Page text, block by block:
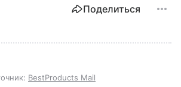
Поделиться
BestProducts Mail